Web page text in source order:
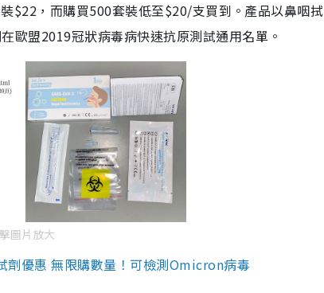
$22，而購買500套裝低至$20/支買到。產品以鼻咽
歐盟2019冠狀病毒病快速抗原測試通用名單。
圖片放大
劑優惠 無限購數量！可檢測Omicron病毒